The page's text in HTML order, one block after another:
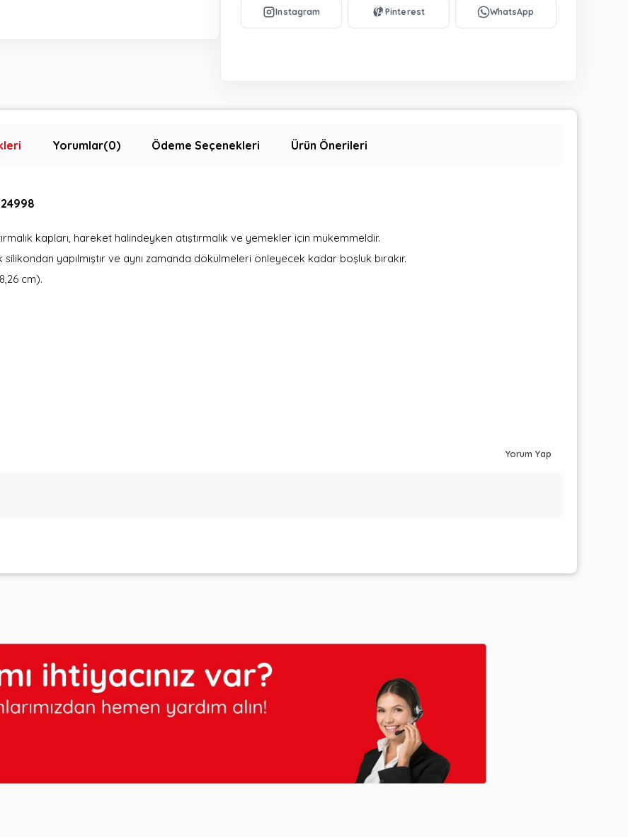
Yorumlar(0) Ödeme Seçenekleri Ürün Önerileri
kapları, hareket halindeyken atıştırmalık ve yemekler için mükemmeldir.
yapılmıştır ve aynı zamanda dökülmeleri önleyecek kadar boşluk bırakır.
cm).
Yorum Yap